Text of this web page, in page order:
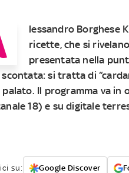
lessandro Borghese
ricette, che si
presentata nella
si tratta di “
Il programma va in
18) e su digitale
su: Google Discover